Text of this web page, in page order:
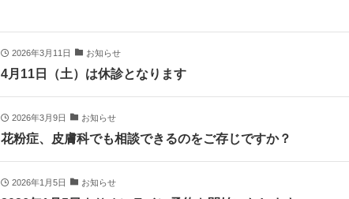
2026年3月11日 お知らせ
4月11日（土）は休診となります
2026年3月9日 お知らせ
花粉症、皮膚科でも相談できるのをご存じですか？
2026年1月5日 お知らせ